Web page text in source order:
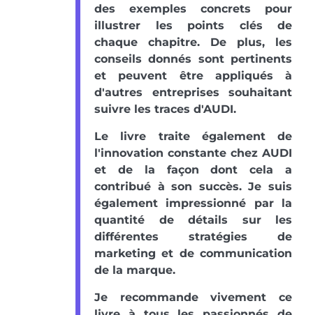
des exemples concrets pour
illustrer les points clés de
chaque chapitre. De plus, les
conseils donnés sont pertinents
et peuvent être appliqués à
d'autres entreprises souhaitant
suivre les traces d'AUDI.
Le livre traite également de
l'innovation constante chez AUDI
et de la façon dont cela a
contribué à son succès. Je suis
également impressionné par la
quantité de détails sur les
différentes stratégies de
marketing et de communication
de la marque.
Je recommande vivement ce